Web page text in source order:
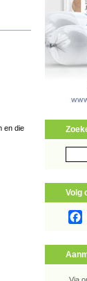
en die
naar:
Volg